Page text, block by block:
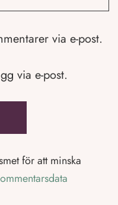
via e-post.
via e-post.
för att minska